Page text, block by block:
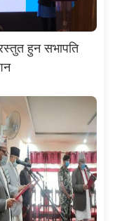
हुन सभापति